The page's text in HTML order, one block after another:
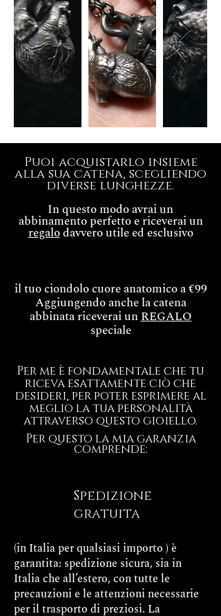
Puoi acquistarlo insieme
alla sua catena, scegliendo
diverse lunghezze.
In questo modo avrai un
abbinamento perfetto e riceverai un
regalodavvero utile ed esclusivo
il tuo ciondolo cuore anatomico a €99
Aggiungendo anche la catena
abbinata riceverai unREGALO
speciale
Per me è fondamentale che tu
riceva esattamente ciò che
desideri, per poter esprimere al
meglio la tua personalità
attraverso questo gioiello.
Per questo la mia garanzia
comprende:
Spedizione
gratuita
(in Italia per qualsiasi importo ) è
garantita: spedizione sicura, sia in
Italia che all’estero, con tutte le
precauzioni e le attenzioni necessarie
per il trasporto di preziosi. La